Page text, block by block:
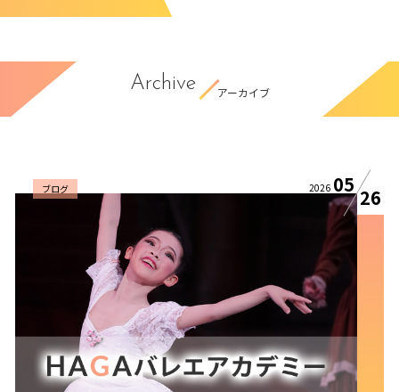
Archive
アーカイブ
ブログ 2026 05
26